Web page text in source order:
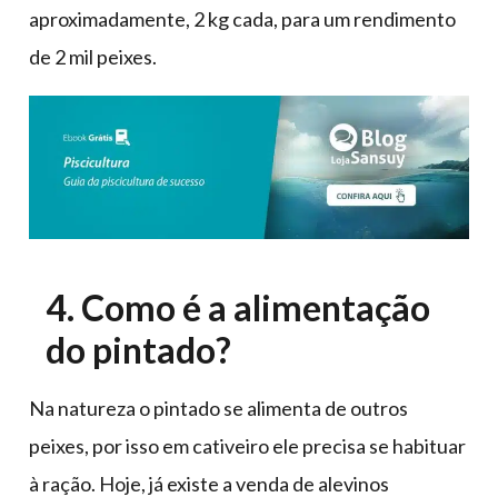
aproximadamente, 2 kg cada, para um rendimento
de 2 mil peixes.
4. Como é a alimentação
do pintado?
Na natureza o pintado se alimenta de outros
peixes, por isso em cativeiro ele precisa se habituar
à ração. Hoje, já existe a venda de alevinos